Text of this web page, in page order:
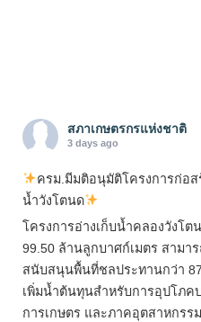
สภาเกษตรกรแห่งชาติ
3 days ago
ครม.มีมติอนุมัติโครงการก่อส
น้ำวังโตนด
โครงการอ่างเก็บน้ำคลองวังโต
99.50 ล้านลูกบาศก์เมตร สามา
สนับสนุนพื้นที่ชลประทานกว่า
เพิ่มน้ำต้นทุนสำหรับการอุปโภค
การเกษตร และภาคอุตสาหกรร